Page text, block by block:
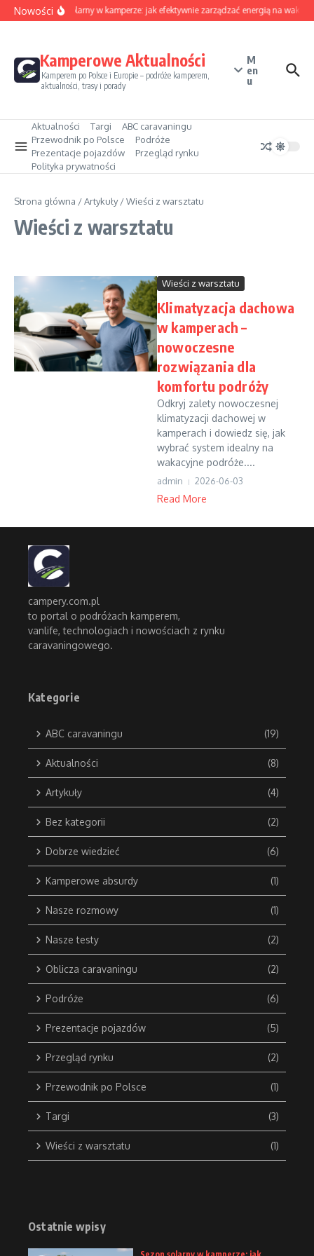
Przejdź do treści
NowościSezon solarny w kamperze: jak efektywnie zarządzać energią na
Kamperowe Aktualności
Kamperem po Polsce i Europie – podróże kamperem,
aktualności, trasy i porady
M
en
u
Aktualności Targi
ABC caravaningu
Przewodnik po Polsce
Podróże
Prezentacje pojazdów
Przegląd rynku
Polityka prywatności
Strona główna /Artykuły/Wieści z warsztatu
Wieści z warsztatu
Wieści z warsztatu
Klimatyzacja dachowa
w kamperach –
nowoczesne
rozwiązania dla
komfortu podróży
Odkryj zalety nowoczesnej
klimatyzacji dachowej w
kamperach i dowiedz się, jak
wybrać system idealny na
wakacyjne podróże....
admin 2026-06-03
Read More
campery.com.pl
to portal o podróżach kamperem,
vanlife, technologiach i nowościach z rynku
caravaningowego.
Kategorie
ABC caravaningu (19)
Aktualności (8)
Artykuły (4)
Bez kategorii (2)
Dobrze wiedzieć (6)
Kamperowe absurdy (1)
Nasze rozmowy (1)
Nasze testy (2)
Oblicza caravaningu (2)
Podróże (6)
Prezentacje pojazdów (5)
Przegląd rynku (2)
Przewodnik po Polsce (1)
Targi (3)
Wieści z warsztatu (1)
Ostatnie wpisy